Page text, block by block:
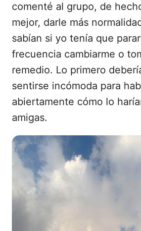
comenté al grupo, de
mejor, darle más
sabían si yo tenía que
frecuencia cambiarme o
remedio. Lo primero
sentirse incómoda para
abiertamente cómo lo
amigas.